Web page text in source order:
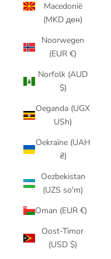
Macedonië
(MKD ден)
Noorwegen
(EUR €)
Norfolk (AUD
$)
Oeganda (UGX
USh)
Oekraïne (UAH
₴)
Oezbekistan
(UZS so'm)
Oman (EUR €)
Oost-Timor
(USD $)